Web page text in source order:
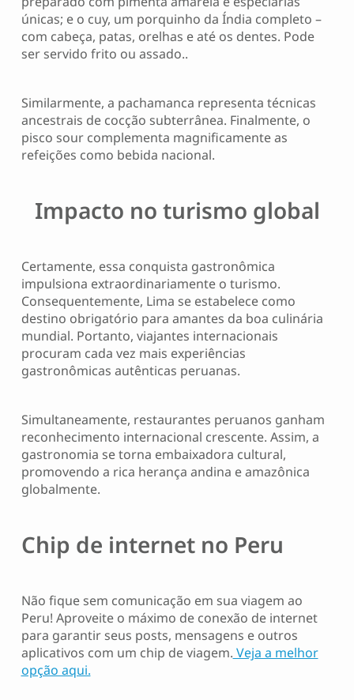
únicas; e o cuy, um porquinho da Índia completo –
com cabeça, patas, orelhas e até os dentes. Pode
ser servido frito ou assado..
Similarmente, a pachamanca representa técnicas
ancestrais de cocção subterrânea. Finalmente, o
pisco sour complementa magnificamente as
refeições como bebida nacional.
Impacto no turismo global
Certamente, essa conquista gastronômica
impulsiona extraordinariamente o turismo.
Consequentemente, Lima se estabelece como
destino obrigatório para amantes da boa culinária
mundial. Portanto, viajantes internacionais
procuram cada vez mais experiências
gastronômicas autênticas peruanas.
Simultaneamente, restaurantes peruanos ganham
reconhecimento internacional crescente. Assim, a
gastronomia se torna embaixadora cultural,
promovendo a rica herança andina e amazônica
globalmente.
Chip de internet no Peru
Não fique sem comunicação em sua viagem ao
Peru! Aproveite o máximo de conexão de internet
para garantir seus posts, mensagens e outros
aplicativos com um chip de viagem. Veja a melhor
opção aqui.